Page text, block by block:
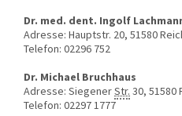
Dr. med. dent. Ingolf
Adresse: Hauptstr. 20, 51580
Telefon: 02296 752
Dr. Michael Bruchhaus
Adresse: SiegenerStr. 30,
Telefon: 02297 1777